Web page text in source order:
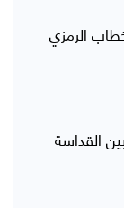
الرمزي
القداسة